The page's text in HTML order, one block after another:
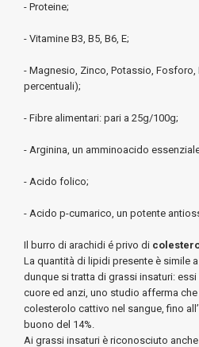
- Proteine;
- Vitamine B3, B5, B6, E;
- Magnesio, Zinco, Potassio, Fosforo,
percentuali);
- Fibre alimentari: pari a 25g/100g;
- Arginina, un amminoacido
- Acido folico;
- Acido p-cumarico, un potente
Il burro di arachidi é privo di
La quantità di lipidi presente è simile a
dunque si tratta di grassi insaturi:
cuore ed anzi, uno studio afferma
colesterolo cattivo nel sangue, fino
buono del 14%.
Ai grassi insaturi è riconosciuto